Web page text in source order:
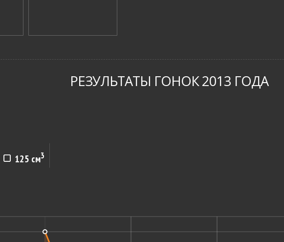
РЕЗУЛЬТАТЫ ГОНОК 2013 ГОДА
125 см3